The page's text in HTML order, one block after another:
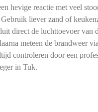
hevige reactie met veel
Gebruik liever zand of
direct de luchttoevoer van
meteen de brandweer
controleren door een
in Tuk.